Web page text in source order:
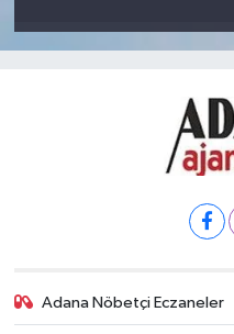
Adana Nöbetçi Eczaneler